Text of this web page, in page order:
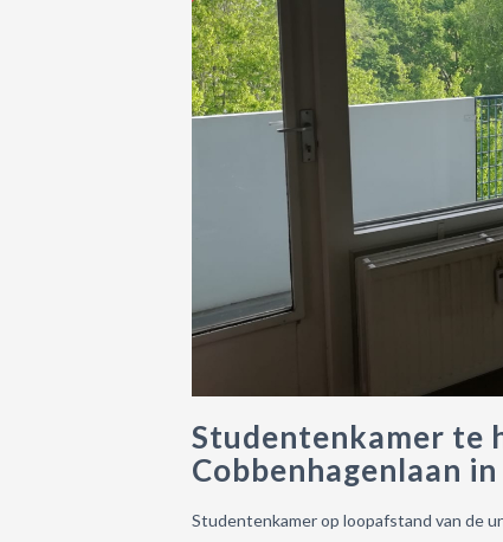
Studentenkamer te
Cobbenhagenlaan
Studentenkamer op loopafstand van de